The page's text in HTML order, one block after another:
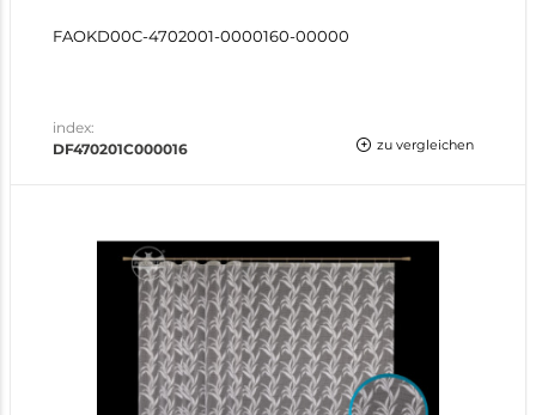
FAOKD00C-4702001-0000160-00000
index:
DF470201C000016
zu vergleichen